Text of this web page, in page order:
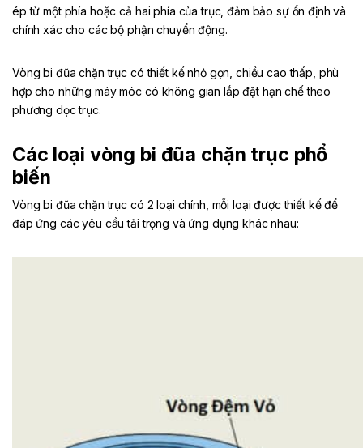
ép từ một phía hoặc cả hai phía của trục, đảm bảo sự ổn định và
chính xác cho các bộ phận chuyển động.
Vòng bi đũa chặn trục có thiết kế nhỏ gọn, chiều cao thấp, phù
hợp cho những máy móc có không gian lắp đặt hạn chế theo
phương dọc trục.
Các loại vòng bi đũa chặn trục phổ
biến
Vòng bi đũa chặn trục có 2 loại chính, mỗi loại được thiết kế để
đáp ứng các yêu cầu tải trọng và ứng dụng khác nhau: